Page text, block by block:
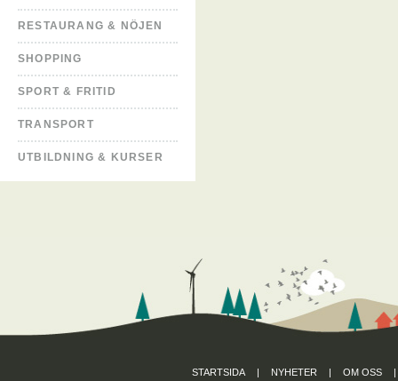
RESTAURANG & NÖJEN
SHOPPING
SPORT & FRITID
TRANSPORT
UTBILDNING & KURSER
STARTSIDA | NYHETER | OM OSS |